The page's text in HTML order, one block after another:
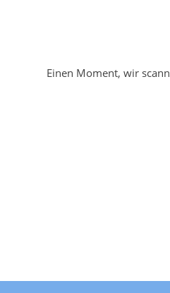
Einen Moment, wir